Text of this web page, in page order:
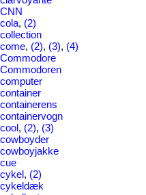
CNN
cola, (2)
collection
come, (2), (3), (4)
Commodore
Commodoren
computer
container
containerens
containervogn
cool, (2), (3)
cowboyder
cowboyjakke
cue
cykel, (2)
cykeldæk